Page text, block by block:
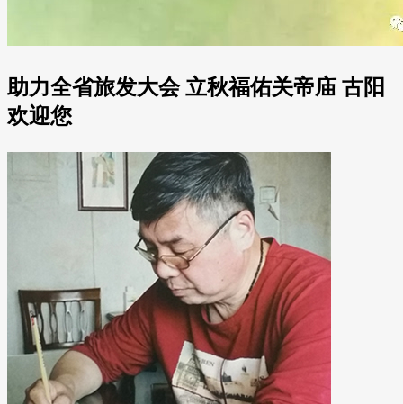
助力全省旅发大会 立秋福佑关帝庙 古阳
欢迎您